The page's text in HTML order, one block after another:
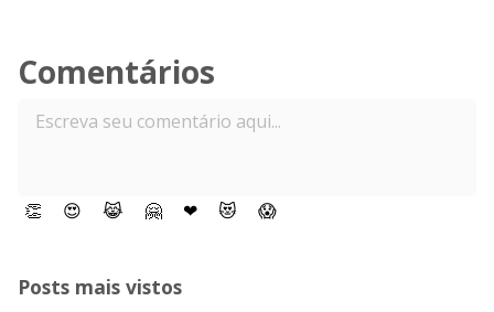
Comentários
👏 😍 😹 🤗 ❤ 😻 😱
Posts mais vistos